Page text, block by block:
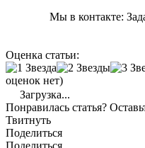
Мы в контакте:
Оценка статьи:
оценок нет)
Загрузка...
Понравилась статья?
Твитнуть
Поделиться